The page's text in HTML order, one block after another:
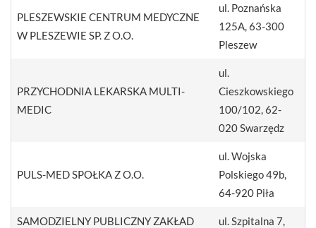
PLESZEWSKIE CENTRUM MEDYCZNE
W PLESZEWIE SP. Z O.O.
ul. Poznańska
125A, 63-300
Pleszew
PRZYCHODNIA LEKARSKA MULTI-
MEDIC
ul.
Cieszkowskiego
100/102, 62-
020 Swarzędz
PULS-MED SPOŁKA Z O.O.
ul. Wojska
Polskiego 49b,
64-920 Piła
SAMODZIELNY PUBLICZNY ZAKŁAD
ul. Szpitalna 7,